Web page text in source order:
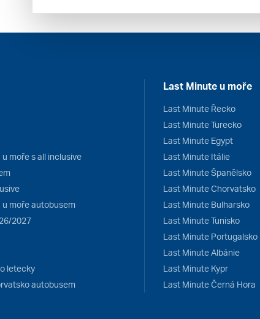
moře s all inclusive
u moře autobusem
2027
letecky
autobusem
Last Minute u moře
Last Minute Řecko
Last Minute Turecko
Last Minute Egypt
Last Minute Itálie
Last Minute Španělsko
Last Minute Chorvatsko
Last Minute Bulharsko
Last Minute Tunisko
Last Minute Portugalsko
Last Minute Albánie
Last Minute Kypr
Last Minute Černá Hora